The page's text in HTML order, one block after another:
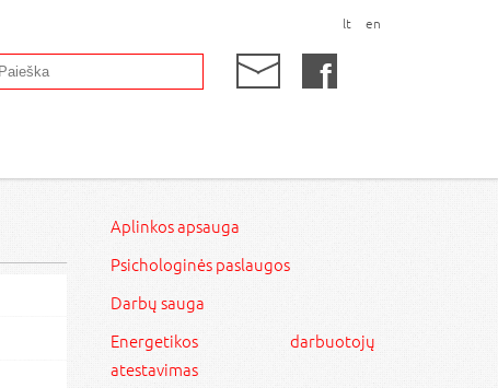
lt en
Aplinkos apsauga
Psichologinės paslaugos
Darbų sauga
Energetikos darbuotojų
atestavimas